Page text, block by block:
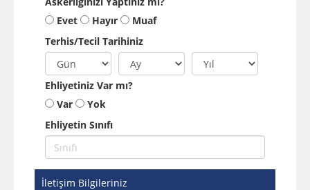
Evet
Hayır
Muaf
Terhis/Tecil Tarihiniz
Ehliyetiniz Var mı?
Var
Yok
Ehliyetin Sınıfı
İletişim Bilgileriniz